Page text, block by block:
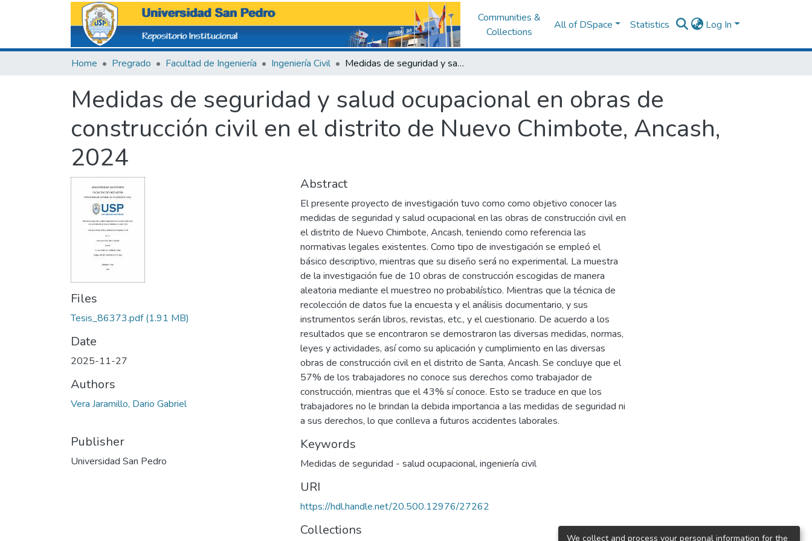
Communities &
Collections
All of DSpace Statistics Log In
Home Pregrado Facultad de Ingeniería Ingeniería Civil Medidas de seguridad y salud ocupacional en obras de construcción civil en el distrito de Nuevo Chimbote, Ancash, 2024
Medidas de seguridad y salud ocupacional en obras de
construcción civil en el distrito de Nuevo Chimbote, Ancash,
2024
Files
Tesis_86373.pdf(1.91 MB)
Date
2025-11-27
Authors
Vera Jaramillo, Dario Gabriel
Publisher
Universidad San Pedro
Abstract
El presente proyecto de investigación tuvo como como objetivo conocer las
medidas de seguridad y salud ocupacional en las obras de construcción civil en
el distrito de Nuevo Chimbote, Ancash, teniendo como referencia las
normativas legales existentes. Como tipo de investigación se empleó el
básico descriptivo, mientras que su diseño será no experimental. La muestra
de la investigación fue de 10 obras de construcción escogidas de manera
aleatoria mediante el muestreo no probabilístico. Mientras que la técnica de
recolección de datos fue la encuesta y el análisis documentario, y sus
instrumentos serán libros, revistas, etc., y el cuestionario. De acuerdo a los
resultados que se encontraron se demostraron las diversas medidas, normas,
leyes y actividades, así como su aplicación y cumplimiento en las diversas
obras de construcción civil en el distrito de Santa, Ancash. Se concluye que el
57% de los trabajadores no conoce sus derechos como trabajador de
construcción, mientras que el 43% sí conoce. Esto se traduce en que los
trabajadores no le brindan la debida importancia a las medidas de seguridad ni
a sus derechos, lo que conlleva a futuros accidentes laborales.
Keywords
Medidas de seguridad - salud ocupacional, ingeniería civil
URI
https://hdl.handle.net/20.500.12976/27262
Collections
We collect and process your personal information for the